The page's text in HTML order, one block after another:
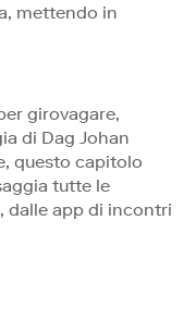
mettendo in
girovagare,
di Dag Johan
questo capitolo
tutte le
dalle app di incontri